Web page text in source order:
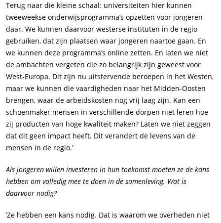
Terug naar die kleine schaal: universiteiten hier kunnen
tweeweekse onderwijsprogramma’s opzetten voor jongeren
daar. We kunnen daarvoor westerse instituten in de regio
gebruiken, dat zijn plaatsen waar jongeren naartoe gaan. En
we kunnen deze programma’s online zetten. En laten we niet
de ambachten vergeten die zo belangrijk zijn geweest voor
West-Europa. Dit zijn nu uitstervende beroepen in het Westen,
maar we kunnen die vaardigheden naar het Midden-Oosten
brengen, waar de arbeidskosten nog vrij laag zijn. Kan een
schoenmaker mensen in verschillende dorpen niet leren hoe
zij producten van hoge kwaliteit maken? Laten we niet zeggen
dat dit geen impact heeft. Dit verandert de levens van de
mensen in de regio.’
Als jongeren willen investeren in hun toekomst moeten ze de kans
hebben om volledig mee te doen in de samenleving. Wat is
daarvoor nodig?
‘Ze hebben een kans nodig. Dat is waarom we overheden niet